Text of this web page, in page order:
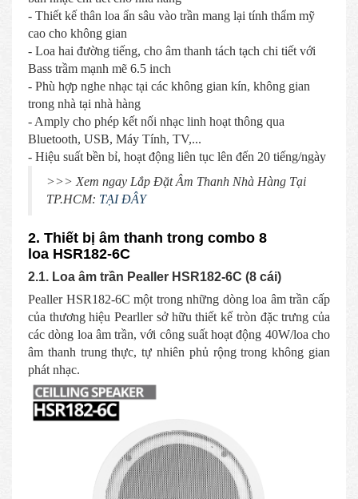
- Thiết kế thân loa ẩn sâu vào trần mang lại tính thẩm mỹ
cao cho không gian
- Loa hai đường tiếng, cho âm thanh tách tạch chi tiết với
Bass trầm mạnh mẽ 6.5 inch
- Phù hợp nghe nhạc tại các không gian kín, không gian
trong nhà tại nhà hàng
- Amply cho phép kết nối nhạc linh hoạt thông qua
Bluetooth, USB, Máy Tính, TV,...
- Hiệu suất bền bỉ, hoạt động liên tục lên đến 20 tiếng/ngày
>>> Xem ngay Lắp Đặt Âm Thanh Nhà Hàng Tại
TP.HCM: TẠI ĐÂY
2. Thiết bị âm thanh trong combo 8
loa HSR182-6C
2.1. Loa âm trần Pealler HSR182-6C (8 cái)
Pealler HSR182-6C một trong những dòng loa âm trần cấp
của thương hiệu Pearller sở hữu thiết kế tròn đặc trưng của
các dòng loa âm trần, với công suất hoạt động 40W/loa cho
âm thanh trung thực, tự nhiên phủ rộng trong không gian
phát nhạc.